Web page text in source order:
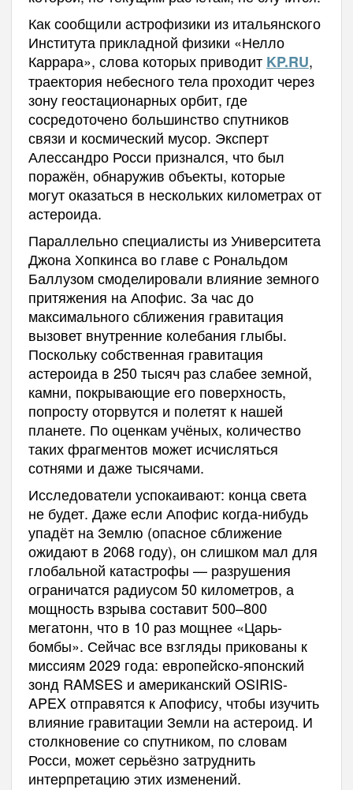
Как сообщили астрофизики из итальянского
Института прикладной физики «Нелло
Каррара», слова которых приводит KP.RU,
траектория небесного тела проходит через
зону геостационарных орбит, где
сосредоточено большинство спутников
связи и космический мусор. Эксперт
Алессандро Росси признался, что был
поражён, обнаружив объекты, которые
могут оказаться в нескольких километрах от
астероида.
Параллельно специалисты из Университета
Джона Хопкинса во главе с Рональдом
Баллузом смоделировали влияние земного
притяжения на Апофис. За час до
максимального сближения гравитация
вызовет внутренние колебания глыбы.
Поскольку собственная гравитация
астероида в 250 тысяч раз слабее земной,
камни, покрывающие его поверхность,
попросту оторвутся и полетят к нашей
планете. По оценкам учёных, количество
таких фрагментов может исчисляться
сотнями и даже тысячами.
Исследователи успокаивают: конца света
не будет. Даже если Апофис когда-нибудь
упадёт на Землю (опасное сближение
ожидают в 2068 году), он слишком мал для
глобальной катастрофы — разрушения
ограничатся радиусом 50 километров, а
мощность взрыва составит 500–800
мегатонн, что в 10 раз мощнее «Царь-
бомбы». Сейчас все взгляды прикованы к
миссиям 2029 года: европейско-японский
зонд RAMSES и американский OSIRIS-
APEX отправятся к Апофису, чтобы изучить
влияние гравитации Земли на астероид. И
столкновение со спутником, по словам
Росси, может серьёзно затруднить
интерпретацию этих изменений.